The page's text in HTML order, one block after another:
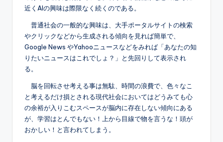
近くAIの興味は際限なく続くのである。
普通社会の一般的な興味は、大手ポータルサイトの検索
やクリックなどから生成される傾向を見れば簡単で、
Google News やYahooニュースなどをみれば「あなたの知
りたいニュースはこれでしょ？」と先回りして表示され
る。
脳を回転させ考える事は無駄、時間の浪費で、色々なこ
と考えるだけ損とされる現代社会においてはどうみても心
の余裕が入りこむスペースが脳内に存在しない傾向にある
が、学習はとんでもない！上から目線で物を言うな！頭が
おかしい！と言われてしまう。